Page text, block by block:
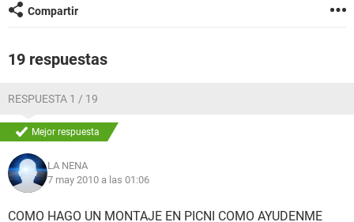
Compartir
19 respuestas
RESPUESTA 1 / 19
Mejor respuesta
LA NENA
7 may 2010 a las 01:06
COMO HAGO UN MONTAJE EN PICNI COMO AYUDENME